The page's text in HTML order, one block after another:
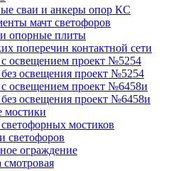
сваи и анкеры опор КС
мачт светофоров
опорные плиты
поперечин контактной сети
освещением проект №5254
освещения проект №5254
освещением проект №6458и
освещения проект №6458и
мостики
мостиков
светофоров
ограждение